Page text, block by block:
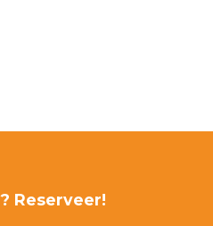
Reserveer!